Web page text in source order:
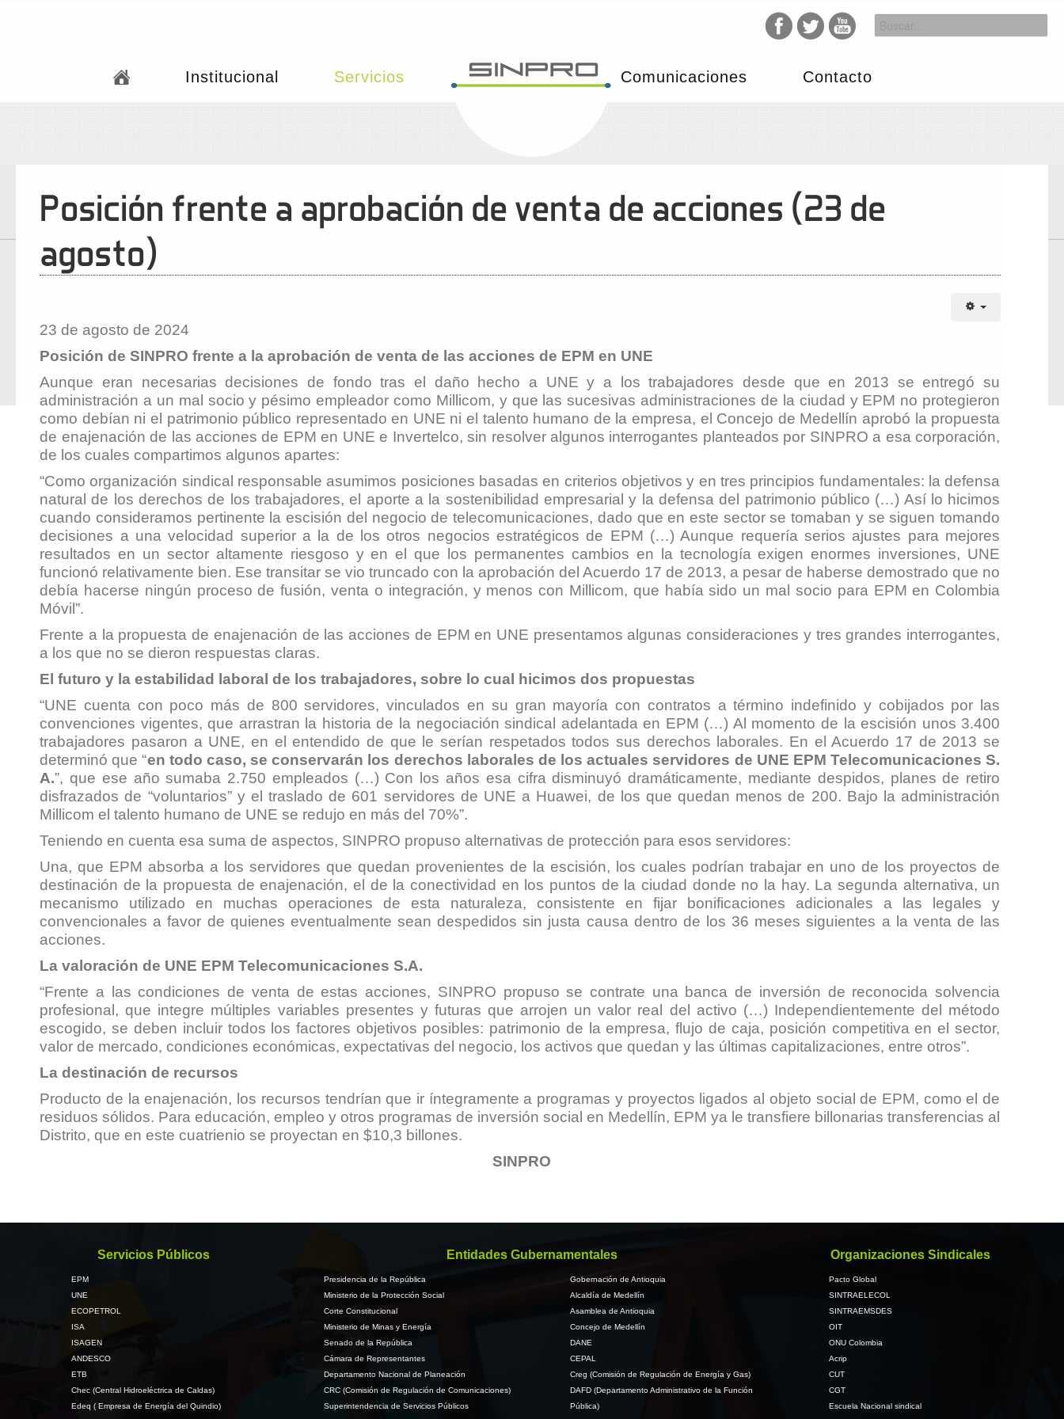
Institucional Servicios Comunicaciones Contacto
Posición frente a aprobación de venta de acciones (23 de
agosto)
23 de agosto de 2024
Posición de SINPRO frente a la aprobación de venta de las acciones de EPM en UNE
Aunque eran necesarias decisiones de fondo tras el daño hecho a UNE y a los trabajadores desde que en 2013 se entregó su
administración a un mal socio y pésimo empleador como Millicom, y que las sucesivas administraciones de la ciudad y EPM no protegieron
como debían ni el patrimonio público representado en UNE ni el talento humano de la empresa, el Concejo de Medellín aprobó la propuesta
de enajenación de las acciones de EPM en UNE e Invertelco, sin resolver algunos interrogantes planteados por SINPRO a esa corporación,
de los cuales compartimos algunos apartes:
“Como organización sindical responsable asumimos posiciones basadas en criterios objetivos y en tres principios fundamentales: la defensa
natural de los derechos de los trabajadores, el aporte a la sostenibilidad empresarial y la defensa del patrimonio público (…) Así lo hicimos
cuando consideramos pertinente la escisión del negocio de telecomunicaciones, dado que en este sector se tomaban y se siguen tomando
decisiones a una velocidad superior a la de los otros negocios estratégicos de EPM (…) Aunque requería serios ajustes para mejores
resultados en un sector altamente riesgoso y en el que los permanentes cambios en la tecnología exigen enormes inversiones, UNE
funcionó relativamente bien. Ese transitar se vio truncado con la aprobación del Acuerdo 17 de 2013, a pesar de haberse demostrado que no
debía hacerse ningún proceso de fusión, venta o integración, y menos con Millicom, que había sido un mal socio para EPM en Colombia
Móvil”.
Frente a la propuesta de enajenación de las acciones de EPM en UNE presentamos algunas consideraciones y tres grandes interrogantes,
a los que no se dieron respuestas claras.
El futuro y la estabilidad laboral de los trabajadores, sobre lo cual hicimos dos propuestas
“UNE cuenta con poco más de 800 servidores, vinculados en su gran mayoría con contratos a término indefinido y cobijados por las
convenciones vigentes, que arrastran la historia de la negociación sindical adelantada en EPM (…) Al momento de la escisión unos 3.400
trabajadores pasaron a UNE, en el entendido de que le serían respetados todos sus derechos laborales. En el Acuerdo 17 de 2013 se
determinó que “en todo caso, se conservarán los derechos laborales de los actuales servidores de UNE EPM Telecomunicaciones S.
A.”, que ese año sumaba 2.750 empleados (…) Con los años esa cifra disminuyó dramáticamente, mediante despidos, planes de retiro
disfrazados de “voluntarios” y el traslado de 601 servidores de UNE a Huawei, de los que quedan menos de 200. Bajo la administración
Millicom el talento humano de UNE se redujo en más del 70%”.
Teniendo en cuenta esa suma de aspectos, SINPRO propuso alternativas de protección para esos servidores:
Una, que EPM absorba a los servidores que quedan provenientes de la escisión, los cuales podrían trabajar en uno de los proyectos de
destinación de la propuesta de enajenación, el de la conectividad en los puntos de la ciudad donde no la hay. La segunda alternativa, un
mecanismo utilizado en muchas operaciones de esta naturaleza, consistente en fijar bonificaciones adicionales a las legales y
convencionales a favor de quienes eventualmente sean despedidos sin justa causa dentro de los 36 meses siguientes a la venta de las
acciones.
La valoración de UNE EPM Telecomunicaciones S.A.
“Frente a las condiciones de venta de estas acciones, SINPRO propuso se contrate una banca de inversión de reconocida solvencia
profesional, que integre múltiples variables presentes y futuras que arrojen un valor real del activo (…) Independientemente del método
escogido, se deben incluir todos los factores objetivos posibles: patrimonio de la empresa, flujo de caja, posición competitiva en el sector,
valor de mercado, condiciones económicas, expectativas del negocio, los activos que quedan y las últimas capitalizaciones, entre otros”.
La destinación de recursos
Producto de la enajenación, los recursos tendrían que ir íntegramente a programas y proyectos ligados al objeto social de EPM, como el de
residuos sólidos. Para educación, empleo y otros programas de inversión social en Medellín, EPM ya le transfiere billonarias transferencias al
Distrito, que en este cuatrienio se proyectan en $10,3 billones.
SINPRO
Servicios Públicos
EPM
UNE
ECOPETROL
ISA
ISAGEN
ANDESCO
ETB
Chec (Central Hidroeléctrica de Caldas)
Edeq ( Empresa de Energía del Quindio)
Entidades Gubernamentales
Presidencia de la República
Ministerio de la Protección Social
Corte Constitucional
Ministerio de Minas y Energía
Senado de la República
Cámara de Representantes
Departamento Nacional de Planeación
CRC (Comisión de Regulación de Comunicaciones)
Superintendencia de Servicios Públicos
Gobernación de Antioquia
Alcaldía de Medellín
Asamblea de Antioquia
Concejo de Medellín
DANE
CEPAL
Creg (Comisión de Regulación de Energía y Gas)
DAFD (Departamento Administrativo de la Función
Pública)
Organizaciones Sindicales
Pacto Global
SINTRAELECOL
SINTRAEMSDES
OIT
ONU Colombia
Acrip
CUT
CGT
Escuela Nacional sindical